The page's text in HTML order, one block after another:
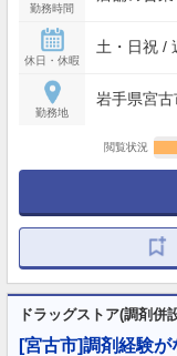
勤務時間
休日・休暇
土・日祝 /
勤務地
岩手県宮古
閲覧状況
ドラッグストア(調剤併
[宮古市]調剤経験